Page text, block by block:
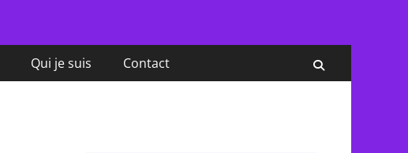
Qui je suis Contact